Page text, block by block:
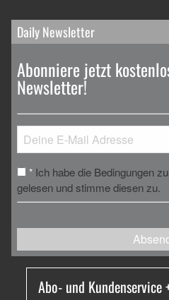
Daily Newsletter
Abonniere jetzt
Newsletter!
* Ich habe die Bedingungen
gelesen und stimme diesen zu.
Abo- und